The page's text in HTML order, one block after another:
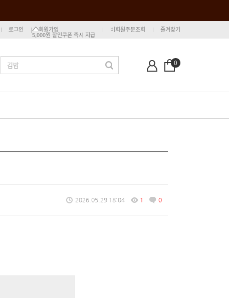
로그인 회원가입
5,000원 할인쿠폰 즉시 지급
비회원주문조회 즐겨찾기
0
2026.05.29 18:04 1 0